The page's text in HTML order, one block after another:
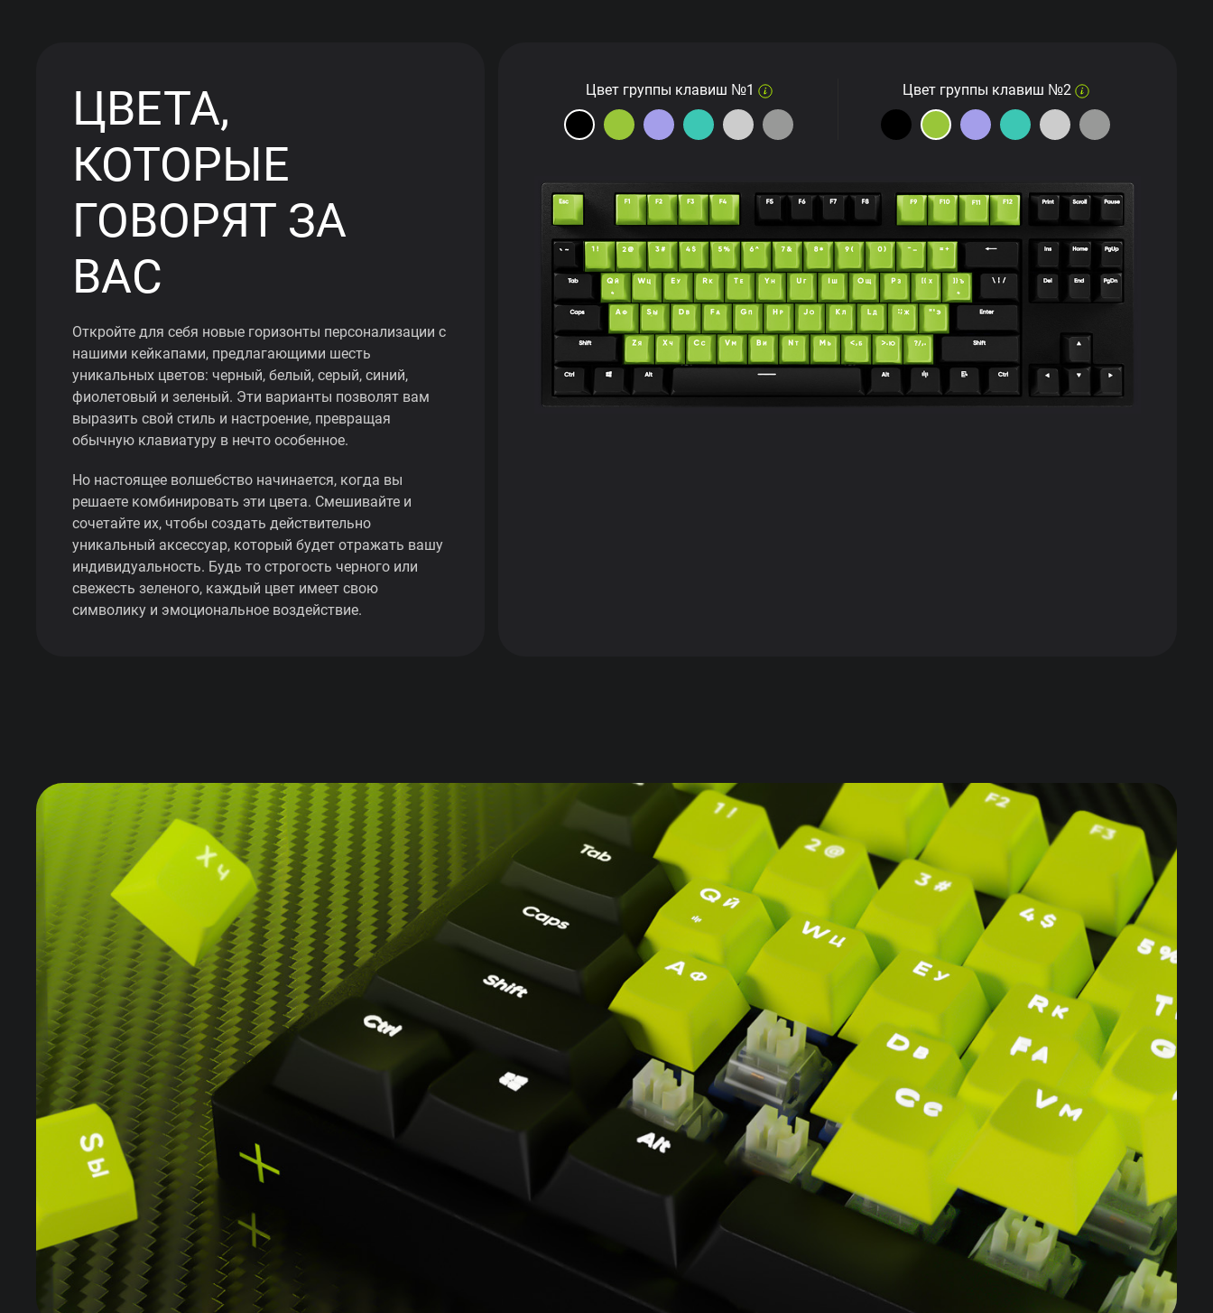
ЦВЕТА,
КОТОРЫЕ
ГОВОРЯТ ЗА
ВАС
Откройте для себя новые горизонты персонализации с
нашими кейкапами, предлагающими шесть
уникальных цветов: черный, белый, серый, синий,
фиолетовый и зеленый. Эти варианты позволят вам
выразить свой стиль и настроение, превращая
обычную клавиатуру в нечто особенное.
Но настоящее волшебство начинается, когда вы
решаете комбинировать эти цвета. Смешивайте и
сочетайте их, чтобы создать действительно
уникальный аксессуар, который будет отражать вашу
индивидуальность. Будь то строгость черного или
свежесть зеленого, каждый цвет имеет свою
символику и эмоциональное воздействие.
Цвет группы клавиш №1 Цвет группы клавиш №2